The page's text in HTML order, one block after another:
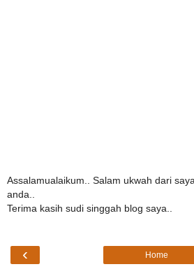
Assalamualaikum.. Salam ukwah dari
anda..
Terima kasih sudi singgah blog saya..
‹ Home